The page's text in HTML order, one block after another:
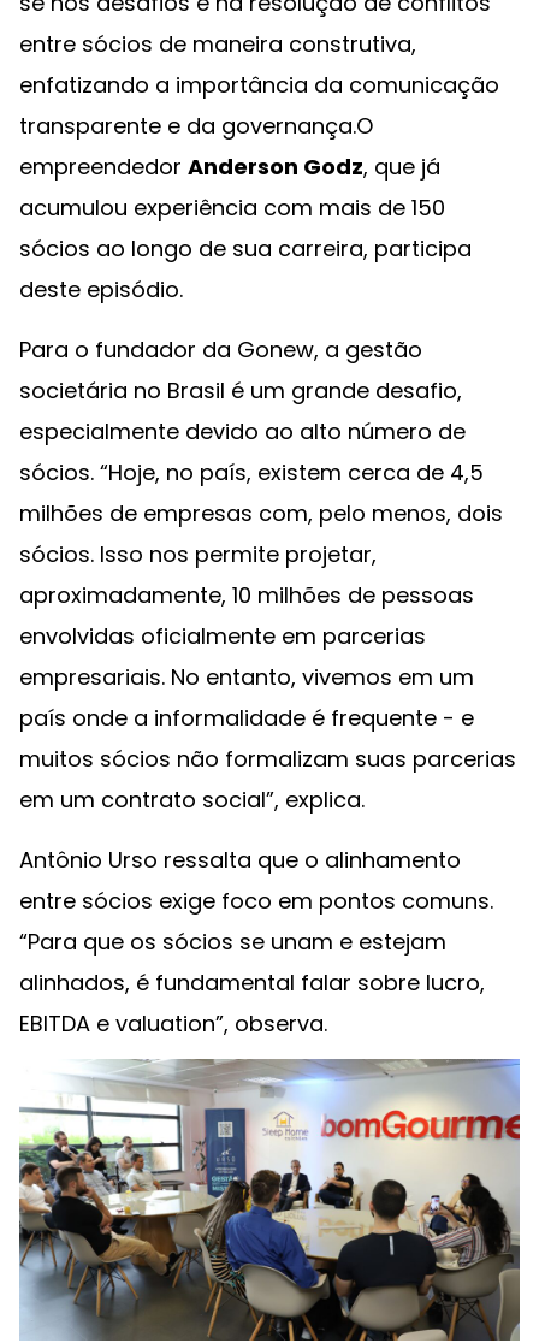
entre sócios de maneira construtiva,
enfatizando a importância da comunicação
transparente e da governança.O
empreendedor Anderson Godz, que já
acumulou experiência com mais de 150
sócios ao longo de sua carreira, participa
deste episódio.
Para o fundador da Gonew, a gestão
societária no Brasil é um grande desafio,
especialmente devido ao alto número de
sócios. “Hoje, no país, existem cerca de 4,5
milhões de empresas com, pelo menos, dois
sócios. Isso nos permite projetar,
aproximadamente, 10 milhões de pessoas
envolvidas oficialmente em parcerias
empresariais. No entanto, vivemos em um
país onde a informalidade é frequente - e
muitos sócios não formalizam suas parcerias
em um contrato social”, explica.
Antônio Urso ressalta que o alinhamento
entre sócios exige foco em pontos comuns.
“Para que os sócios se unam e estejam
alinhados, é fundamental falar sobre lucro,
EBITDA e valuation”, observa.